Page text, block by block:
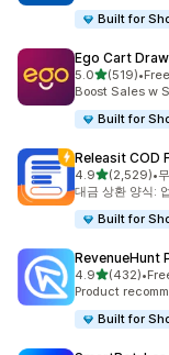
Built for
Ego Cart
5.0별 5개 중
(519)
총 리뷰 519개
•
Boost Sales w
Built for
Releasit COD
4.9별 5개 중
(2,529)
총 리뷰 2529개
•
대금 상환 양식:
Built for
RevenueHunt
4.9별 5개 중
(432)
총 리뷰 432개
•
Product
Built for